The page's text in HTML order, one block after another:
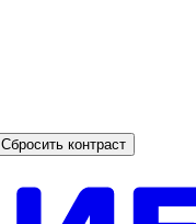
Сбросить контраст